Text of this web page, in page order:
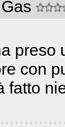
preso
con
fatto